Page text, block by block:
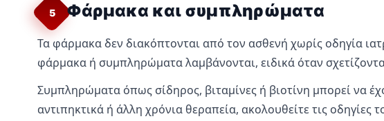
5 Φάρμακα και συμπληρώματα
Τα φάρμακα δεν διακόπτονται από τον ασθενή χωρίς οδηγία
φάρμακα ή συμπληρώματα λαμβάνονται, ειδικά όταν
Συμπληρώματα όπως σίδηρος, βιταμίνες ή βιοτίνη μπορεί να
αντιπηκτικά ή άλλη χρόνια θεραπεία, ακολουθείτε τις οδηγίες